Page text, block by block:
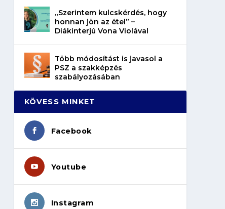
„Szerintem kulcskérdés, hogy
honnan jön az étel” –
Diákinterjú Vona Violával
Több módosítást is javasol a
PSZ a szakképzés
szabályozásában
KÖVESS MINKET
Facebook
Youtube
Instagram